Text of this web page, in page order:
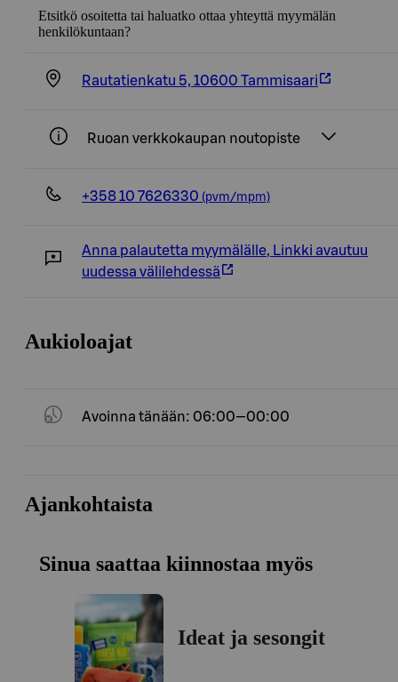
Etsitkö osoitetta tai haluatko ottaa yhteyttä myymälän
henkilökuntaan?
Rautatienkatu 5, 10600 Tammisaari
Ruoan verkkokaupan noutopiste
+358 10 7626330 (pvm/mpm)
Anna palautetta myymälälle, Linkki avautuu
uudessa välilehdessä
Aukioloajat
Avoinna tänään: 06:00—00:00
Ajankohtaista
Sinua saattaa kiinnostaa myös
Ideat ja sesongit